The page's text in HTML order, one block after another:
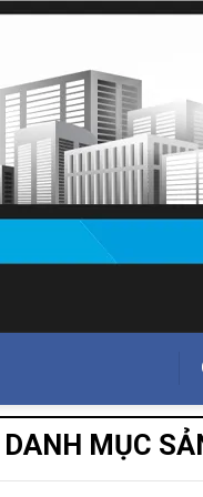
DANH MỤC